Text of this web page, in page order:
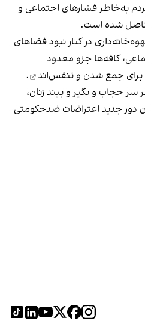
به‌خاطر فشارهای اجتماعی و
شده است.
در کنار نبود فضاهای
کافه‌ها جزو معدود
برای جمع شدن و تنفس‌اند
.
سر حجاب و بگیر و ببند زنان،
جدید اعتراضات ضدحکومتی